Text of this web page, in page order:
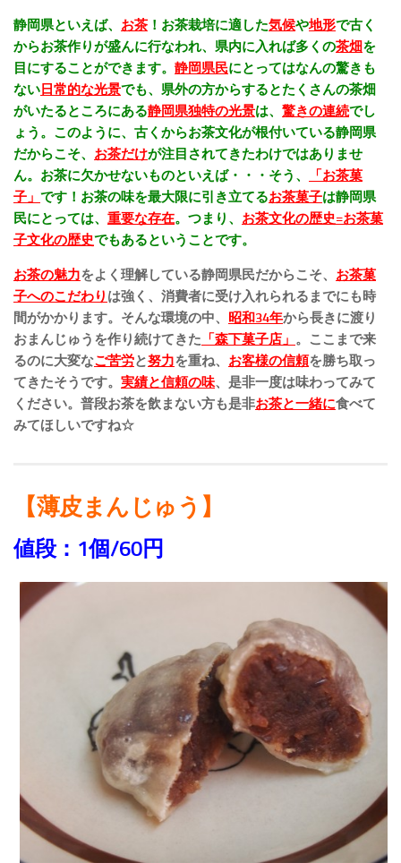
静岡県といえば、 お茶 ！お茶栽培に適した気候や地形で古く
からお茶作りが盛んに行なわれ、県内に入れば多くの茶畑を
目にすることができます。 静岡県民にとってはなんの驚きも
ない 日常的な光景でも、県外の方からするとたくさんの茶畑
がいたるところにある静岡県独特の光景は、 驚きの連続でし
ょう。このように、古くからお茶文化が根付いている静岡県
だからこそ、 お茶だけが注目されてきたわけではありませ
ん。お茶に欠かせないものといえば・・・そう、
「 お茶菓
子」 です！お茶の味を最大限に引き立てるお茶菓子は静岡県
民にとっては、 重要な存在。つまり、 お茶文化の歴史=お茶菓
子文化の歴史でもあるということです。
お茶の魅力をよく理解している静岡県民だからこそ、 お茶菓
子へのこだわり は強く、 消費者に受け入れられるまでにも時
間がかかります。そんな環境の中、 昭和34年から長きに渡り
おまんじゅうを作り続けてきた 「森下菓子店」 。ここまで来
るのに大変なご苦労と努力を重ね、 お客様の信頼を勝ち取っ
てきたそうです。 実績と信頼の味、 是非一度は味わってみて
ください。普段お茶を飲まない方も是非お茶と一緒に食べて
みてほしいですね☆
【薄皮まんじゅう】
値段：1個/60円